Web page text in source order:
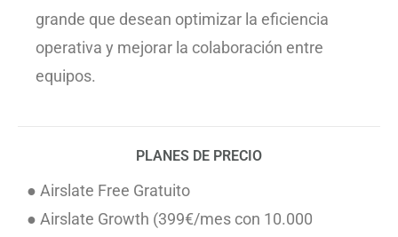
grande que desean optimizar la eficiencia
operativa y mejorar la colaboración entre
equipos.
PLANES DE PRECIO
● Airslate Free Gratuito
● Airslate Growth (399€/mes con 10.000